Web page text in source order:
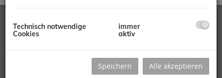
Technisch notwendige
Cookies
immer
aktiv
Speichern Alle akzeptieren